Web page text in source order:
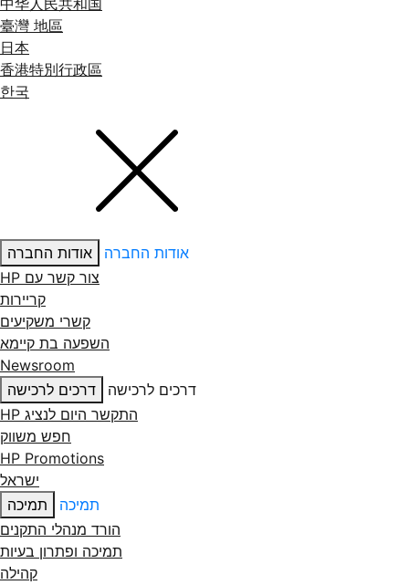
中华人民共和国
臺灣 地區
日本
香港特別行政區
한국
אודות החברה
אודות החברה
צור קשר עם ‏HP
קריירות
קשרי משקיעים
השפעה בת קיימא
Newsroom
דרכים לרכישה
דרכים לרכישה
התקשר היום לנציג HP
חפש משווק
HP Promotions
ישראל
תמיכה
תמיכה
הורד מנהלי התקנים
תמיכה ופתרון בעיות
קהילה